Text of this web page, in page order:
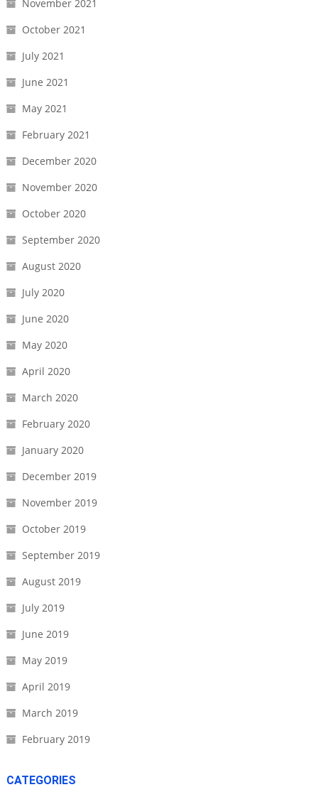
November 2021
October 2021
July 2021
June 2021
May 2021
February 2021
December 2020
November 2020
October 2020
September 2020
August 2020
July 2020
June 2020
May 2020
April 2020
March 2020
February 2020
January 2020
December 2019
November 2019
October 2019
September 2019
August 2019
July 2019
June 2019
May 2019
April 2019
March 2019
February 2019
CATEGORIES